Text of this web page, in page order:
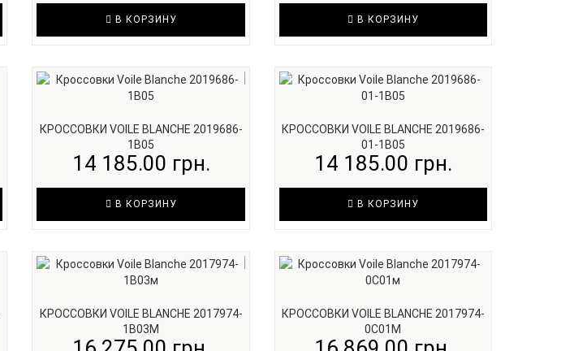
В КОРЗИНУ В КОРЗИНУ
КРОССОВКИ VOILE BLANCHE 2019686-
1B05
14 185.00 грн.
В КОРЗИНУ
КРОССОВКИ VOILE BLANCHE 2019686-
01-1B05
14 185.00 грн.
В КОРЗИНУ
КРОССОВКИ VOILE BLANCHE 2017974-
1B03М
КРОССОВКИ VOILE BLANCHE 2017974-
0C01М